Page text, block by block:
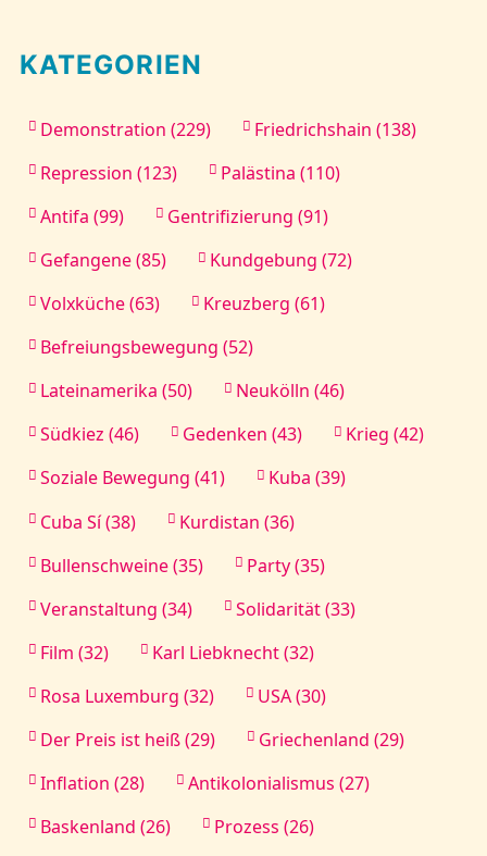
KATEGORIEN
Demonstration (229)
Friedrichshain (138)
Repression (123)
Palästina (110)
Antifa (99)
Gentrifizierung (91)
Gefangene (85)
Kundgebung (72)
Volxküche (63)
Kreuzberg (61)
Befreiungsbewegung (52)
Lateinamerika (50)
Neukölln (46)
Südkiez (46)
Gedenken (43)
Krieg (42)
Soziale Bewegung (41)
Kuba (39)
Cuba Sí (38)
Kurdistan (36)
Bullenschweine (35)
Party (35)
Veranstaltung (34)
Solidarität (33)
Film (32)
Karl Liebknecht (32)
Rosa Luxemburg (32)
USA (30)
Der Preis ist heiß (29)
Griechenland (29)
Inflation (28)
Antikolonialismus (27)
Baskenland (26)
Prozess (26)